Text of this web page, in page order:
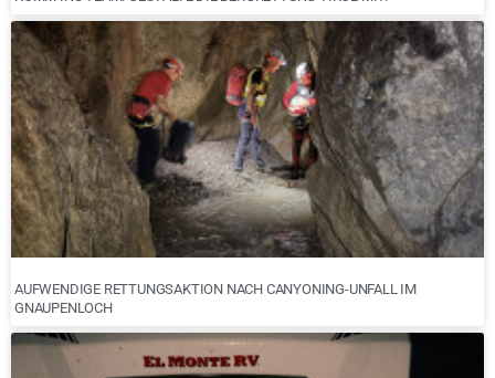
AUFWENDIGE RETTUNGSAKTION NACH CANYONING-UNFALL IM
GNAUPENLOCH